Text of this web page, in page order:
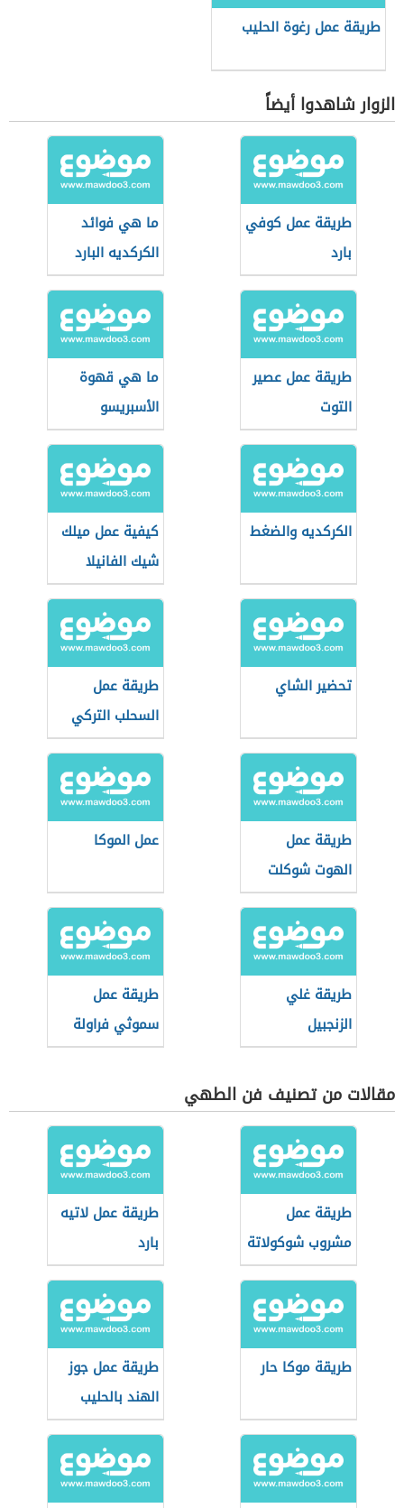
طريقة عمل رغوة الحليب
الزوار شاهدوا أيضاً
طريقة عمل كوفي
بارد
ما هي فوائد
الكركديه البارد
طريقة عمل عصير
التوت
ما هي قهوة
الأسبريسو
الكركديه والضغط
كيفية عمل ميلك
شيك الفانيلا
تحضير الشاي
طريقة عمل
السحلب التركي
طريقة عمل
الهوت شوكلت
عمل الموكا
طريقة غلي
الزنجبيل
طريقة عمل
سموثي فراولة
مقالات من تصنيف فن الطهي
طريقة عمل
مشروب شوكولاتة
طريقة عمل لاتيه
بارد
طريقة موكا حار
طريقة عمل جوز
الهند بالحليب